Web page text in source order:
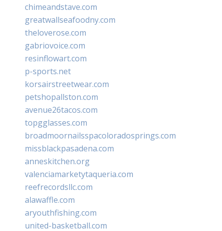
chimeandstave.com
greatwallseafoodny.com
theloverose.com
gabriovoice.com
resinflowart.com
p-sports.net
korsairstreetwear.com
petshopallston.com
avenue26tacos.com
topgglasses.com
broadmoornailsspacoloradosprings.com
missblackpasadena.com
anneskitchen.org
valenciamarketytaqueria.com
reefrecordsllc.com
alawaffle.com
aryouthfishing.com
united-basketball.com